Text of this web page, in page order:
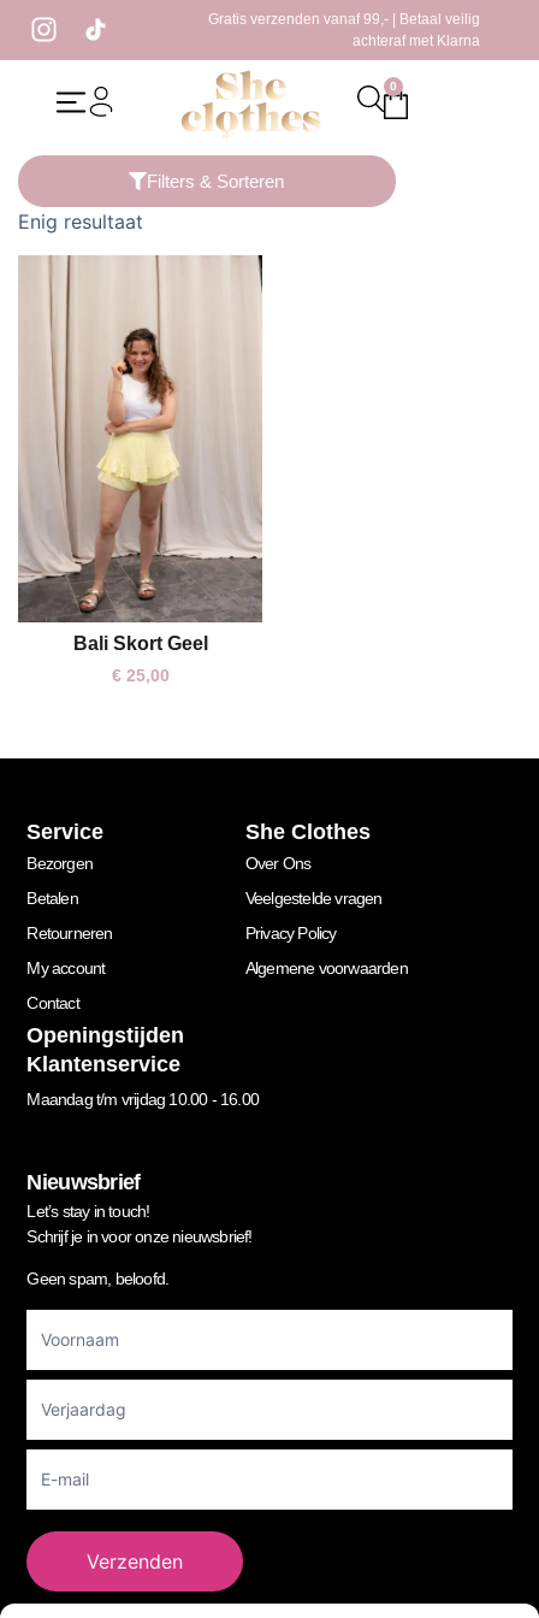
Gratis verzenden vanaf 99,- | Betaal veilig
achteraf met Klarna
0
/ Producten getagged “Bali set”
Filters & Sorteren
Enig resultaat
One size
Bali Skort Geel
€25,00
Service
Bezorgen
Betalen
Retourneren
My account
Contact
She Clothes
Over Ons
Veelgestelde vragen
Privacy Policy
Algemene voorwaarden
Openingstijden
Klantenservice
Maandag t/m vrijdag 10.00 - 16.00
Nieuwsbrief
Let’s stay in touch!
Schrijf je in voor onze nieuwsbrief!
Geen spam, beloofd.
Newsletter
Verzenden